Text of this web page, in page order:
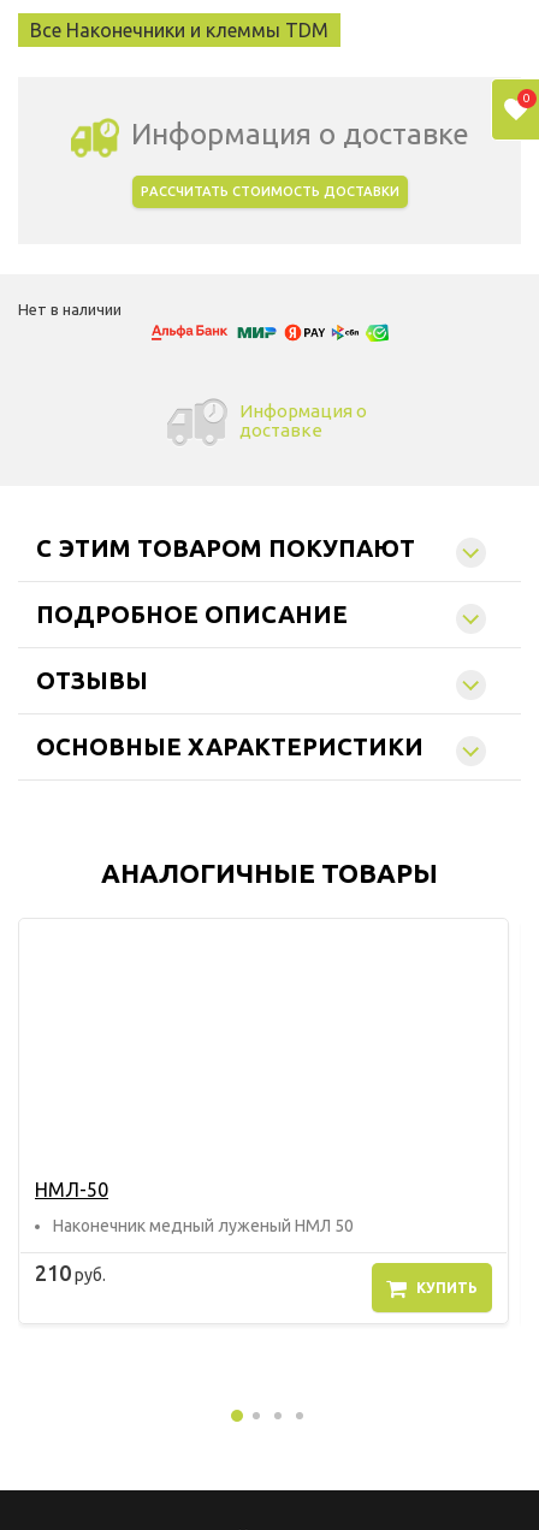
Все Наконечники и клеммы TDM
Информация о доставке
РАССЧИТАТЬ СТОИМОСТЬ ДОСТАВКИ
Нет в наличии
Информация о
доставке
C ЭТИМ ТОВАРОМ ПОКУПАЮТ
ПОДРОБНОЕ ОПИСАНИЕ
ОТЗЫВЫ
ОСНОВНЫЕ ХАРАКТЕРИСТИКИ
АНАЛОГИЧНЫЕ ТОВАРЫ
НМЛ-50
Наконечник медный луженый НМЛ 50
210руб.
КУПИТЬ
0